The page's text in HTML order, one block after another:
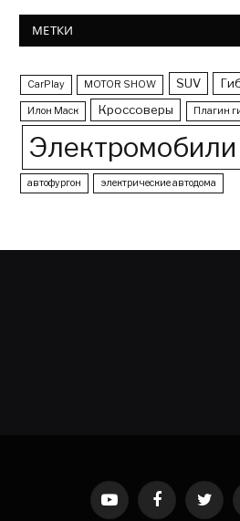
МЕТКИ
CarPlay MOTOR SHOW SUV
Илон Маск Кроссоверы Плагин
Электромобили
автофургон электрические автодома
YouTubeFacebookTwitter